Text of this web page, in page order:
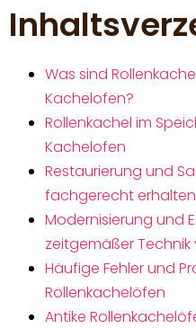
Was sind
Kachelofen?
Rollenkachel im
Kachelofen
Restaurierung und
fachgerecht erhalten
Modernisierung und
zeitgemäßer
Häufige Fehler und
Rollenkachelöfen
Antike